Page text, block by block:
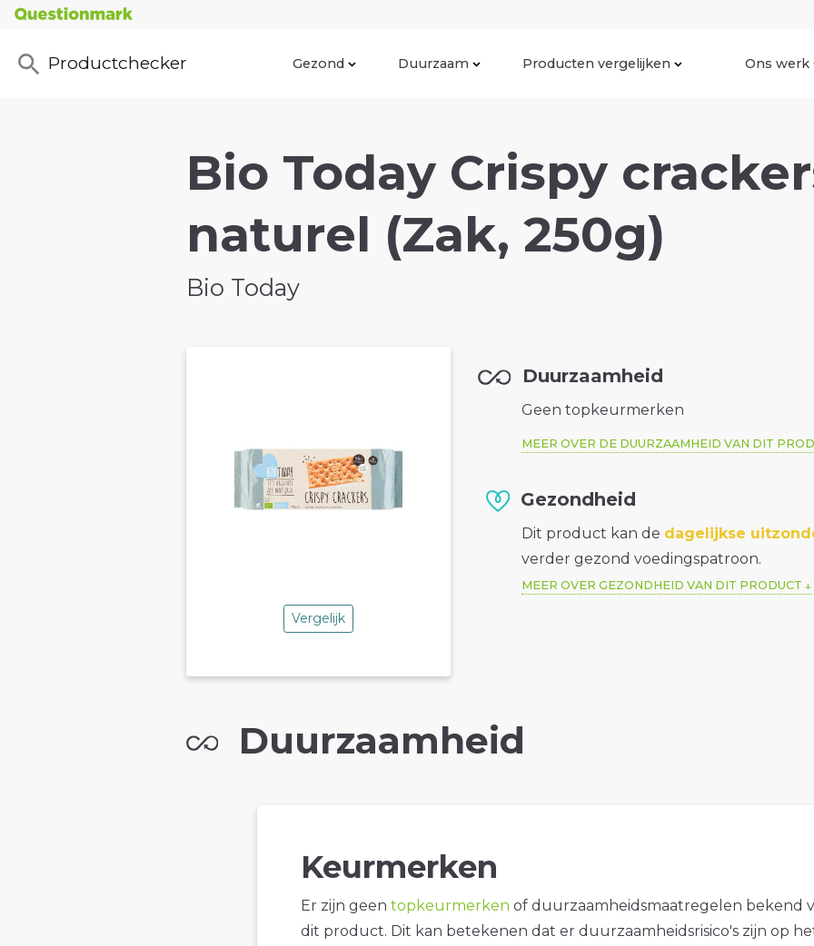
Productchecker Gezond Duurzaam Producten vergelijken Ons werk
Bio Today Crispy
naturel (Zak, 250g)
Bio Today
Vergelijk
Duurzaamheid
Geen topkeurmerken
MEER OVER DE DUURZAAMHEID VAN DIT
Gezondheid
Dit product kan de dagelijkse
verder gezond voedingspatroon.
MEER OVER GEZONDHEID VAN DIT PRODUCT
Duurzaamheid
Keurmerken
Er zijn geen topkeurmerken of duurzaamheidsmaatregelen bekend
dit product. Dit kan betekenen dat er duurzaamheidsrisico's zijn op